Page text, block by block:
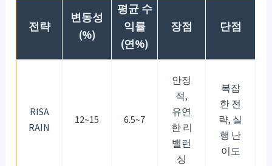
전략
변동성
(%)
평균 수
익률
(연%)
장점 단점
RISA
RAIN
12~15 6.5~7
안정
적,
유연
한 리
밸런
싱
복잡
한 전
략, 실
행 난
이도